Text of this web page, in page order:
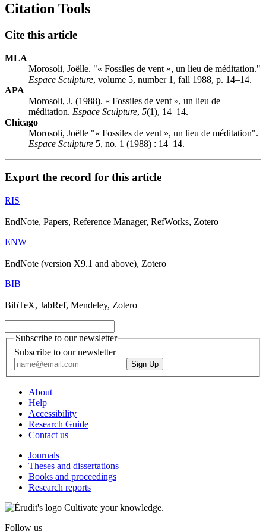
Citation Tools
Cite this article
MLA
Morosoli, Joëlle. "« Fossiles de vent », un lieu de méditation."
Espace Sculpture, volume 5, number 1, fall 1988, p. 14–14.
APA
Morosoli, J. (1988). « Fossiles de vent », un lieu de
méditation. Espace Sculpture, 5(1), 14–14.
Chicago
Morosoli, Joëlle "« Fossiles de vent », un lieu de méditation".
Espace Sculpture 5, no. 1 (1988) : 14–14.
Export the record for this article
RIS
EndNote, Papers, Reference Manager, RefWorks, Zotero
ENW
EndNote (version X9.1 and above), Zotero
BIB
BibTeX, JabRef, Mendeley, Zotero
Subscribe to our newsletter
Subscribe to our newsletter
About
Help
Accessibility
Research Guide
Contact us
Journals
Theses and dissertations
Books and proceedings
Research reports
Cultivate your knowledge.
Follow us